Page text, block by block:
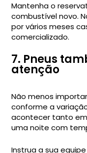
Mantenha o
combustível novo.
por vários meses
comercializado.
7. Pneus
atenção
Não menos
conforme a
acontecer tanto
uma noite com
Instrua a sua